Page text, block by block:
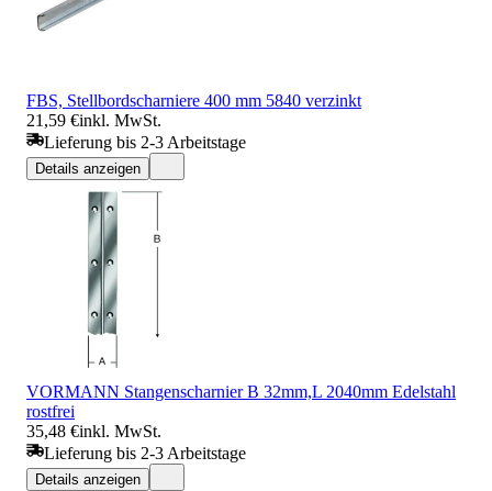
FBS, Stellbordscharniere 400 mm 5840 verzinkt
21,59 €inkl. MwSt.
Lieferung bis 2-3 Arbeitstage
Details anzeigen
VORMANN Stangenscharnier B 32mm,L 2040mm Edelstahl
rostfrei
35,48 €inkl. MwSt.
Lieferung bis 2-3 Arbeitstage
Details anzeigen